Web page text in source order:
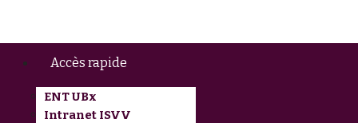
Accès rapide
ENT UBx
Intranet ISVV